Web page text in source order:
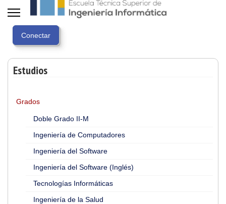
Estudios
Grados
Doble Grado II-M
Ingeniería de Computadores
Ingeniería del Software
Ingeniería del Software (Inglés)
Tecnologías Informáticas
Ingeniería de la Salud